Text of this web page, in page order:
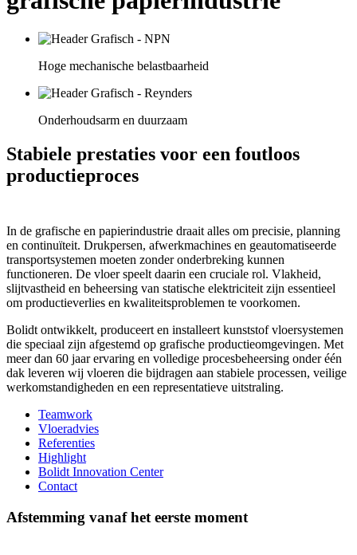
Hoge mechanische belastbaarheid
Onderhoudsarm en duurzaam
Stabiele prestaties voor een foutloos
productieproces
In de grafische en papierindustrie draait alles om precisie, planning
en continuïteit. Drukpersen, afwerkmachines en geautomatiseerde
transportsystemen moeten zonder onderbreking kunnen
functioneren. De vloer speelt daarin een cruciale rol. Vlakheid,
slijtvastheid en beheersing van statische elektriciteit zijn essentieel
om productieverlies en kwaliteitsproblemen te voorkomen.
Bolidt ontwikkelt, produceert en installeert kunststof vloersystemen
die speciaal zijn afgestemd op grafische productieomgevingen. Met
meer dan 60 jaar ervaring en volledige procesbeheersing onder één
dak leveren wij vloeren die bijdragen aan stabiele processen, veilige
werkomstandigheden en een representatieve uitstraling.
Teamwork
Vloeradvies
Referenties
Highlight
Bolidt Innovation Center
Contact
Afstemming vanaf het eerste moment